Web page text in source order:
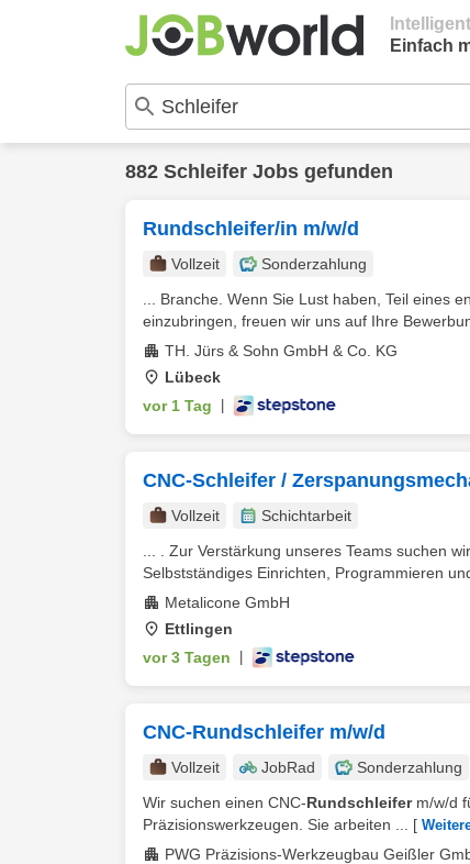
Einfach
882 Schleifer Jobs gefunden
Rundschleifer/in m/w/d
Vollzeit
Sonderzahlung
... Branche. Wenn Sie Lust haben, Teil eines
einzubringen, freuen wir uns auf Ihre
TH. Jürs & Sohn GmbH & Co. KG
Lübeck
vor 1 Tag
CNC-Schleifer /
Vollzeit
Schichtarbeit
... . Zur Verstärkung unseres Teams suchen
Selbstständiges Einrichten, Programmieren
Metalicone GmbH
Ettlingen
vor 3 Tagen
CNC-Rundschleifer m/w/d
Vollzeit JobRad
Sonderzahlung
Wir suchen einen CNC-Rundschleiferm/w/d
Präzisionswerkzeugen. Sie arbeiten ...
[
PWG Präzisions-Werkzeugbau Geißler